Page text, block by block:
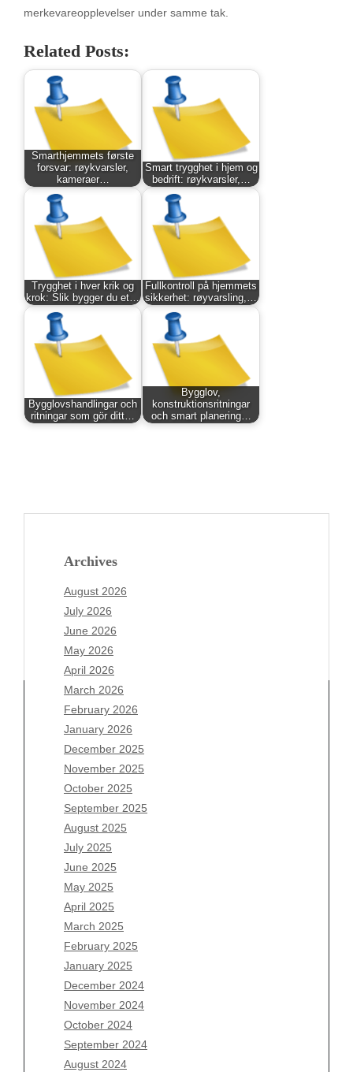
merkevareopplevelser under samme tak.
Related Posts:
Smarthjemmets første
forsvar: røykvarsler,
kameraer…
Smart trygghet i hjem og
bedrift: røykvarsler,…
Trygghet i hver krik og
krok: Slik bygger du et…
Fullkontroll på hjemmets
sikkerhet: røyvarsling,…
Bygglovshandlingar och
ritningar som gör ditt…
Bygglov,
konstruktionsritningar
och smart planering…
Archives
August 2026
July 2026
June 2026
May 2026
April 2026
March 2026
February 2026
January 2026
December 2025
November 2025
October 2025
September 2025
August 2025
July 2025
June 2025
May 2025
April 2025
March 2025
February 2025
January 2025
December 2024
November 2024
October 2024
September 2024
August 2024
Archives
August 2026
July 2026
June 2026
May 2026
April 2026
March 2026
February 2026
January 2026
December 2025
November 2025
October 2025
September 2025
August 2025
July 2025
June 2025